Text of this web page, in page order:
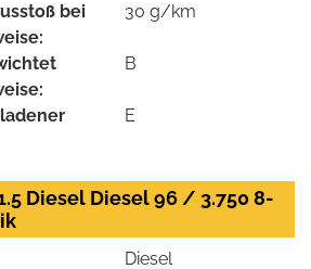
bei
30 g/km
B
E
Diesel Diesel 96 / 3.750 8-
Diesel